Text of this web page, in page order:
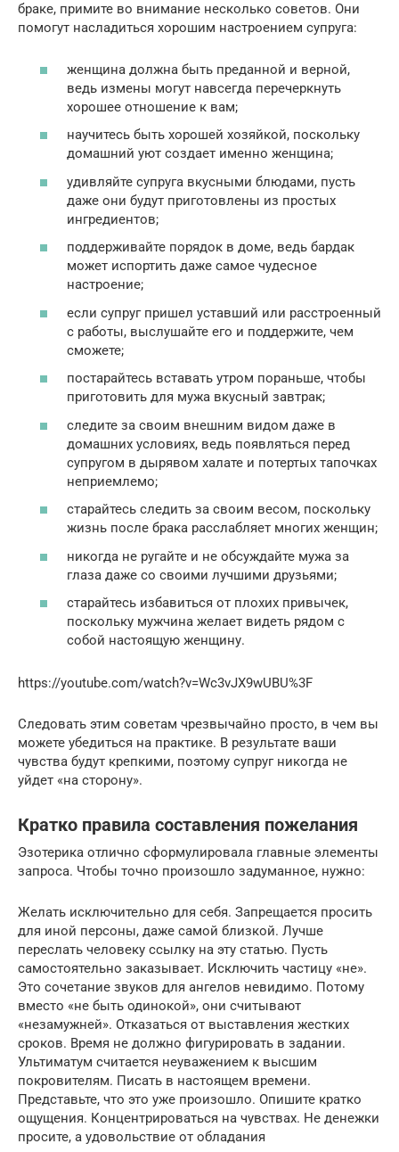
браке, примите во внимание несколько советов. Они
помогут насладиться хорошим настроением супруга:
женщина должна быть преданной и верной,
ведь измены могут навсегда перечеркнуть
хорошее отношение к вам;
научитесь быть хорошей хозяйкой, поскольку
домашний уют создает именно женщина;
удивляйте супруга вкусными блюдами, пусть
даже они будут приготовлены из простых
ингредиентов;
поддерживайте порядок в доме, ведь бардак
может испортить даже самое чудесное
настроение;
если супруг пришел уставший или расстроенный
с работы, выслушайте его и поддержите, чем
сможете;
постарайтесь вставать утром пораньше, чтобы
приготовить для мужа вкусный завтрак;
следите за своим внешним видом даже в
домашних условиях, ведь появляться перед
супругом в дырявом халате и потертых тапочках
неприемлемо;
старайтесь следить за своим весом, поскольку
жизнь после брака расслабляет многих женщин;
никогда не ругайте и не обсуждайте мужа за
глаза даже со своими лучшими друзьями;
старайтесь избавиться от плохих привычек,
поскольку мужчина желает видеть рядом с
собой настоящую женщину.
https://youtube.com/watch?v=Wc3vJX9wUBU%3F
Следовать этим советам чрезвычайно просто, в чем вы
можете убедиться на практике. В результате ваши
чувства будут крепкими, поэтому супруг никогда не
уйдет «на сторону».
Кратко правила составления пожелания
Эзотерика отлично сформулировала главные элементы
запроса. Чтобы точно произошло задуманное, нужно:
Желать исключительно для себя. Запрещается просить
для иной персоны, даже самой близкой. Лучше
переслать человеку ссылку на эту статью. Пусть
самостоятельно заказывает. Исключить частицу «не».
Это сочетание звуков для ангелов невидимо. Потому
вместо «не быть одинокой», они считывают
«незамужней». Отказаться от выставления жестких
сроков. Время не должно фигурировать в задании.
Ультиматум считается неуважением к высшим
покровителям. Писать в настоящем времени.
Представьте, что это уже произошло. Опишите кратко
ощущения. Концентрироваться на чувствах. Не денежки
просите, а удовольствие от обладания